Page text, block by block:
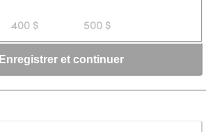
400 $ 500 $
Enregistrer et continuer